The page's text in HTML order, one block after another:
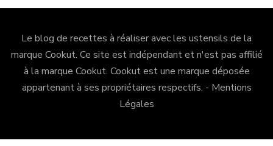
Le blog de recettes à réaliser avec les ustensils de la
marque Cookut. Ce site est indépendant et n'est pas affilié
à la marque Cookut. Cookutest une marque déposée
appartenant à ses propriétaires respectifs. - Mentions
Légales